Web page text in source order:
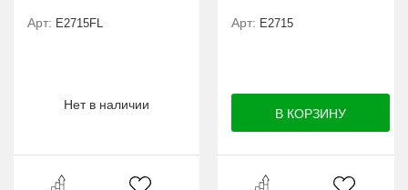
Арт: Е2715FL
Нет в наличии
Арт: Е2715